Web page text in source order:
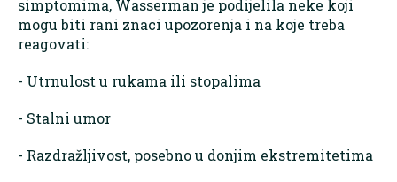
simptomima, Wasserman je podijelila neke koji
mogu biti rani znaci upozorenja i na koje treba
reagovati:
- Utrnulost u rukama ili stopalima
- Stalni umor
- Razdražljivost, posebno u donjim ekstremitetima